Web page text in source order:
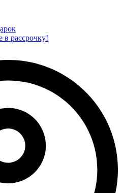
в рассрочку!